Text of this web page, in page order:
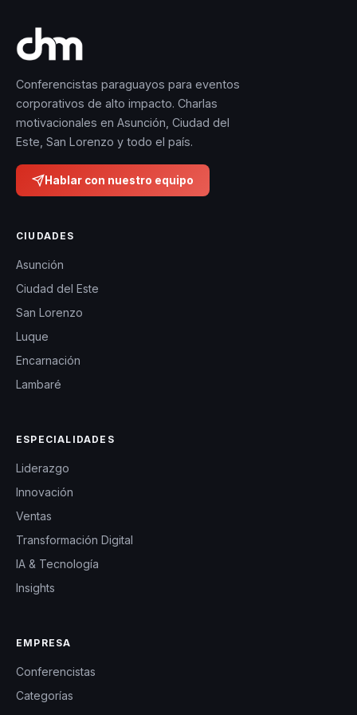
Conferencistas paraguayos para eventos
corporativos de alto impacto. Charlas
motivacionales en Asunción, Ciudad del
Este, San Lorenzo y todo el país.
Hablar con nuestro equipo
CIUDADES
Asunción
Ciudad del Este
San Lorenzo
Luque
Encarnación
Lambaré
ESPECIALIDADES
Liderazgo
Innovación
Ventas
Transformación Digital
IA & Tecnología
Insights
EMPRESA
Conferencistas
Categorías